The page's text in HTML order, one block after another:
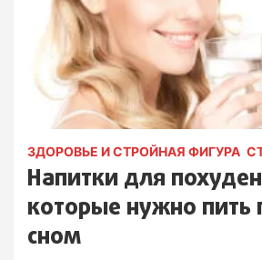
ЗДОРОВЬЕ И СТРОЙНАЯ ФИГУРА
Напитки для
которые нужно пить
сном